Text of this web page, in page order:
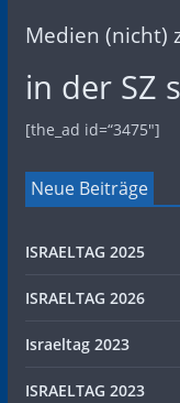
Medien (nicht)
in der SZ
[the_ad id=“3475″]
Neue Beiträge
ISRAELTAG 2025
ISRAELTAG 2026
Israeltag 2023
ISRAELTAG 2023